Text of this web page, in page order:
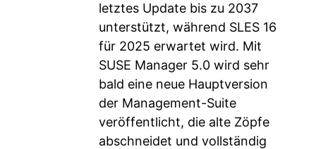
letztes Update bis zu 2037
unterstützt, während SLES 16
für 2025 erwartet wird. Mit
SUSE Manager 5.0 wird sehr
bald eine neue Hauptversion
der Management-Suite
veröffentlicht, die alte Zöpfe
abschneidet und vollständig